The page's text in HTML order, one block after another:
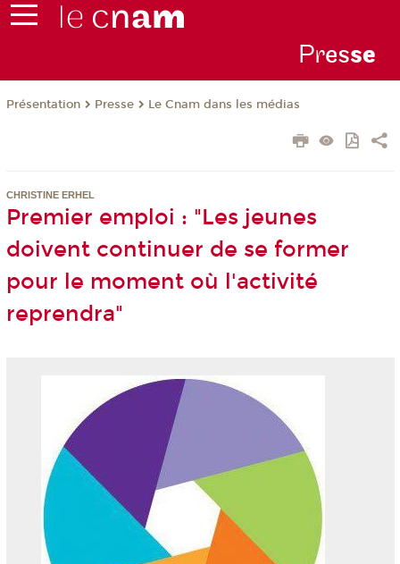
Presse
Présentation Presse Le Cnam dans les médias
CHRISTINE ERHEL
Premier emploi : "Les jeunes
doivent continuer de se former
pour le moment où l'activité
reprendra"